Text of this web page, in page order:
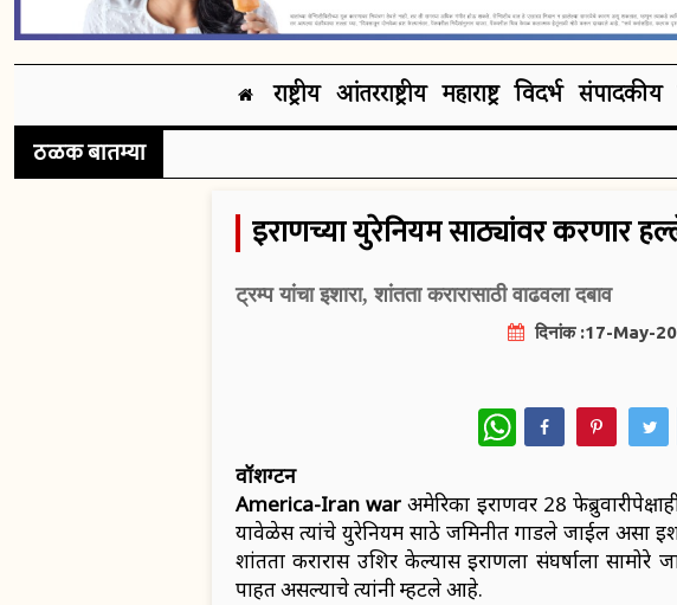
राष्ट्रीय आंतरराष्ट्रीय महाराष्ट्र विदर्भ संपादकीय
ठळक बातम्या
इराणच्या युरेनियम साठ्यांवर करणार
ट्रम्प यांचा इशारा, शांतता करारासाठी वाढवला दबाव
दिनांक :17-May-
WhatsApp
वॉशिंग्टन
America-Iran warअमेरिका इराणवर 28
यावेळेस त्यांचे युरेनियम साठे जमिनीत गाडले जाईल असा इशारा
शांतता करारास उशिर केल्यास इराणला संघर्षाला
पाहत असल्याचे त्यांनी म्हटले आहे.